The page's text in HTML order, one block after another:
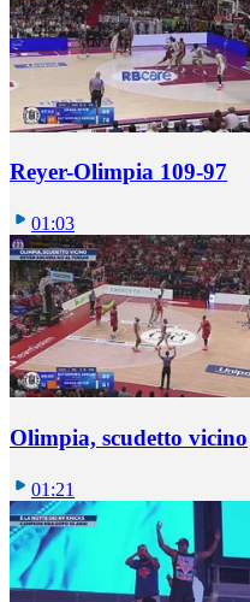
Reyer-Olimpia 109-97
01:03
Olimpia, scudetto vicino
01:21